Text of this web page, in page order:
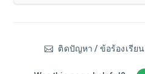
ติดปัญหา / ข้อร้องเรียน